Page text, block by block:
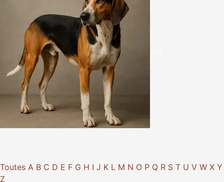
Toutes A B C D E F G H I J K L M N O P Q R S T U V W X Y
Z